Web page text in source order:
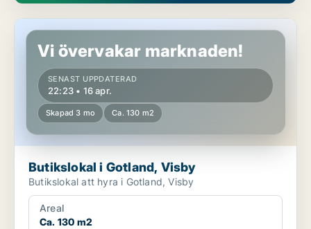
Butikslokal i Gotland, Visby
Vi övervakar marknaden!
SENAST UPPDATERAD
22:23 • 16 apr.
Skapad 3 mo Ca. 130 m2
Butikslokal i Gotland, Visby
Butikslokal att hyra i Gotland, Visby
Areal
Ca. 130 m2